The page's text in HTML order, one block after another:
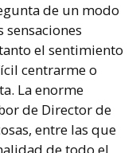
de un modo
sensaciones
el sentimiento
centrarme o
La enorme
de Director de
entre las que